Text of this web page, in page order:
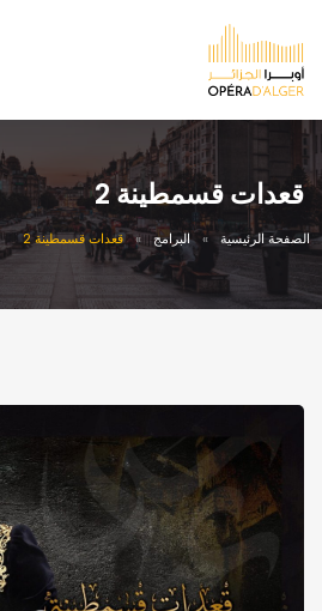
قعدات قسمطينة 2
الصفحة الرئيسية البرامج قعدات قسمطينة 2